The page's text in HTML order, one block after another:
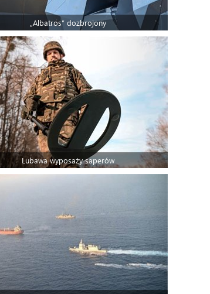
„Albatros” dozbrojony
Lubawa wyposaży saperów